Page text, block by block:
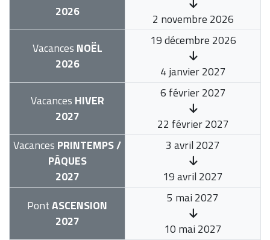
2026
2 novembre 2026
Vacances NOËL
2026
19 décembre 2026
4 janvier 2027
Vacances HIVER
2027
6 février 2027
22 février 2027
Vacances PRINTEMPS /
PÂQUES
2027
3 avril 2027
19 avril 2027
PontASCENSION
2027
5 mai 2027
10 mai 2027